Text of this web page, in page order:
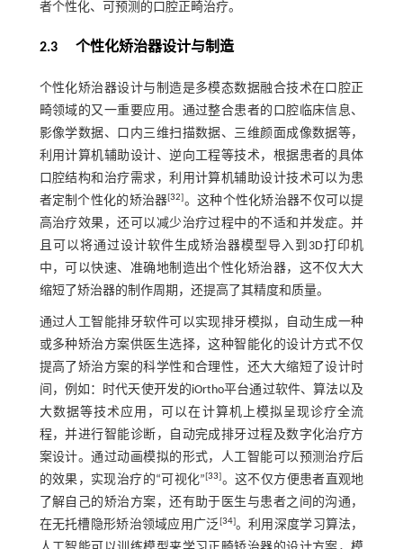
者个性化、可预测的口腔正畸治疗。
2.3 个性化矫治器设计与制造
个性化矫治器设计与制造是多模态数据融合技术在口腔正
畸领域的又一重要应用。通过整合患者的口腔临床信息、
影像学数据、口内三维扫描数据、三维颜面成像数据等，
利用计算机辅助设计、逆向工程等技术，根据患者的具体
口腔结构和治疗需求，利用计算机辅助设计技术可以为患
者定制个性化的矫治器[32]。这种个性化矫治器不仅可以提
高治疗效果，还可以减少治疗过程中的不适和并发症。并
且可以将通过设计软件生成矫治器模型导入到3D打印机
中，可以快速、准确地制造出个性化矫治器，这不仅大大
缩短了矫治器的制作周期，还提高了其精度和质量。
通过人工智能排牙软件可以实现排牙模拟，自动生成一种
或多种矫治方案供医生选择，这种智能化的设计方式不仅
提高了矫治方案的科学性和合理性，还大大缩短了设计时
间，例如：时代天使开发的iOrtho平台通过软件、算法以及
大数据等技术应用，可以在计算机上模拟呈现诊疗全流
程，并进行智能诊断，自动完成排牙过程及数字化治疗方
案设计。通过动画模拟的形式，人工智能可以预测治疗后
的效果，实现治疗的“可视化”[33]。这不仅方便患者直观地
了解自己的矫治方案，还有助于医生与患者之间的沟通，
在无托槽隐形矫治领域应用广泛[34]。利用深度学习算法，